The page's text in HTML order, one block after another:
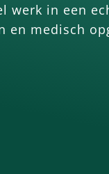
werk in een
en medisch